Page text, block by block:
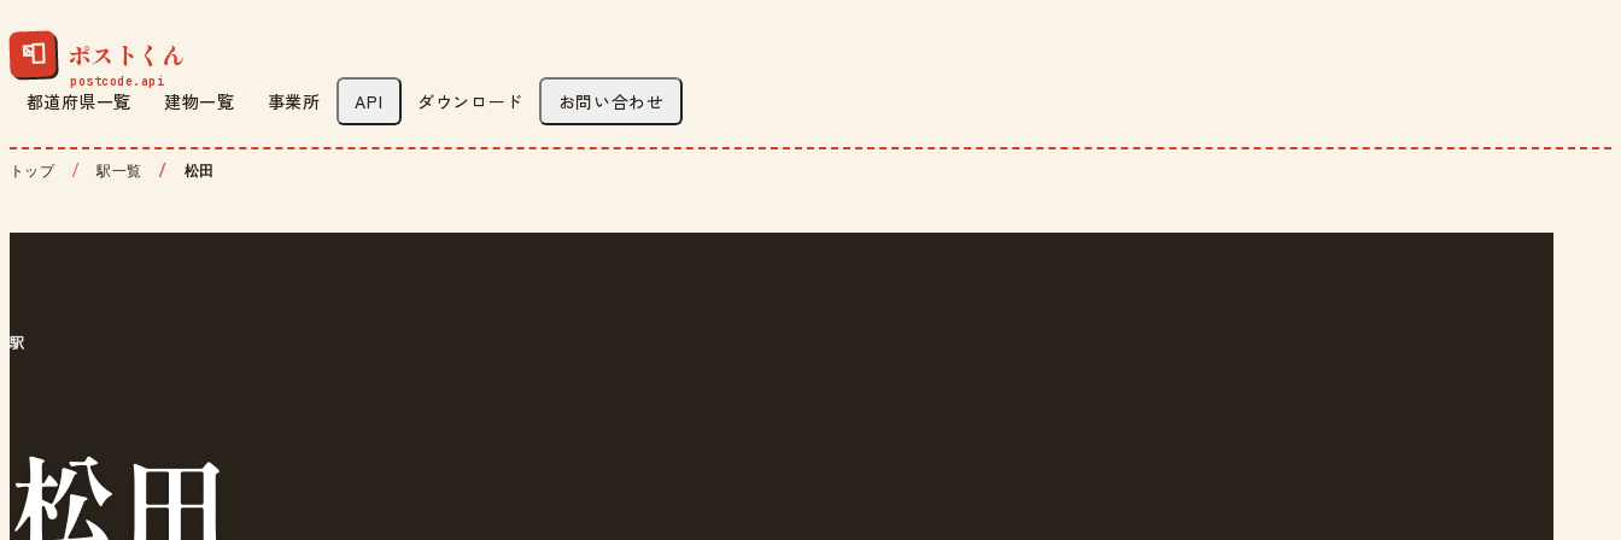
📮 ポストくん
都道府県一覧 建物一覧 事業所 API ダウンロード お問い合わせ
トップ 駅一覧 松田
駅
松田